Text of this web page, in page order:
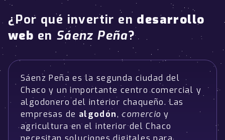
¿Por qué invertir en desarrollo
web en Sáenz Peña?
Sáenz Peña es la segunda ciudad del
Chaco y un importante centro comercial y
algodonero del interior chaqueño. Las
empresas de algodón,comercio y
agricultura en el interior del Chaco